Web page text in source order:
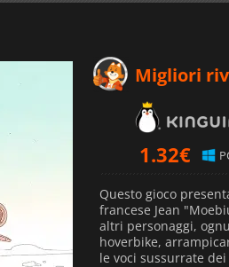
Migliori
1.32€
Questo gioco
francese Jean
altri personaggi,
hoverbike,
le voci sussurrate